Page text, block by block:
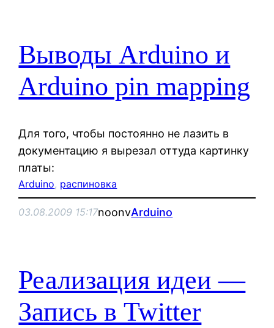
Выводы Arduino и
Arduino pin mapping
Для того, чтобы постоянно не лазить в
документацию я вырезал оттуда картинку
платы:
Arduino, распиновка
03.08.2009 15:17noonvArduino
Реализация идеи —
Запись в Twitter